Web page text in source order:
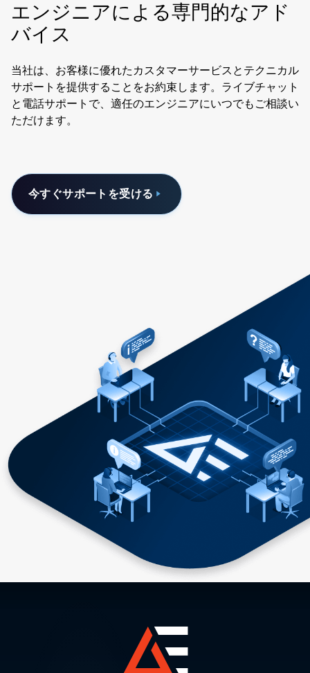
エンジニアによる専門的なアド
バイス
当社は、お客様に優れたカスタマーサービスとテクニカル
サポートを提供することをお約束します。ライブチャット
と電話サポートで、適任のエンジニアにいつでもご相談い
ただけます。
今すぐサポートを受ける